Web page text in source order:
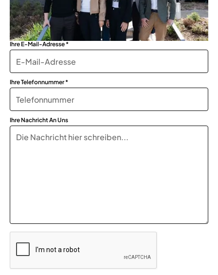
Ihre E-Mail-Adresse *
Ihre Telefonnummer *
Ihre Nachricht An Uns